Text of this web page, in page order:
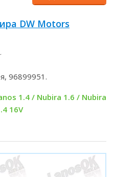
DW Motors
96899951.
1.4 / Nubira 1.6 / Nubira
16V